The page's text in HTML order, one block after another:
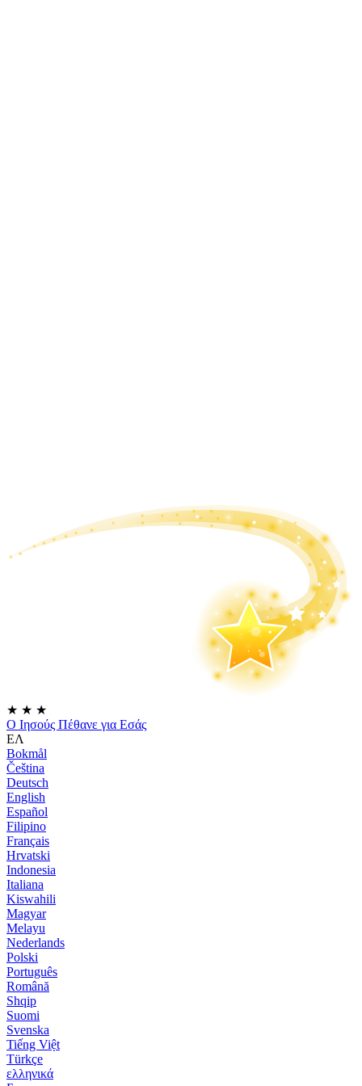
★ ★ ★
Ο Ιησούς Πέθανε για Εσάς
ΕΛ
Bokmål
Čeština
Deutsch
English
Español
Filipino
Français
Hrvatski
Indonesia
Italiana
Kiswahili
Magyar
Melayu
Nederlands
Polski
Português
Română
Shqip
Suomi
Svenska
Tiếng Việt
Türkçe
ελληνικά